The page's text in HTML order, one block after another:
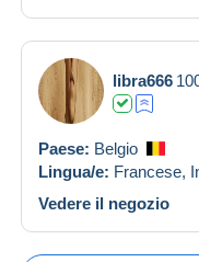
libra666
Paese: Belgio
Lingua/e: Francese,
Vedere il negozio